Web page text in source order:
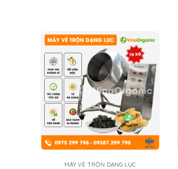
MÁY VÊ TRỘN DẠNG LỤC